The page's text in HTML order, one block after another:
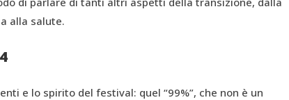
alla salute.
e lo spirito del festival: quel “99%”, che non è un